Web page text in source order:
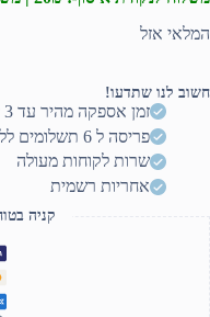
המלאי אזל
חשוב לנו שתדעו!
זמן אספקה מהיר עד 3 ימי עסקים
פריסה ל 6 תשלומים ללא ריבית (יותר? דברו איתנו)
שרות לקוחות מעולה
אחריות רשמית
קניה